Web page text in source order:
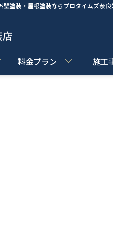
壁塗装・屋根塗装ならプロタイムズ奈
料金プラン 施工